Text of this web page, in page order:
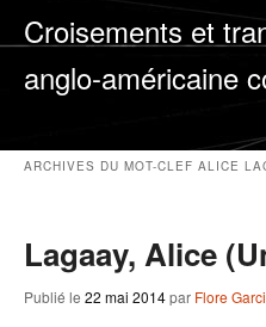
Croisements et
anglo-américaine
ARCHIVES DU MOT-CLEF ALICE
Lagaay, Alice
Publié le 22 mai 2014par Flore